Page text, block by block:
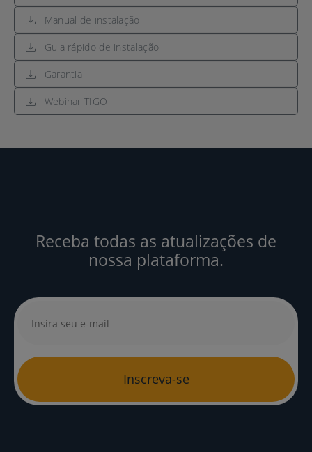
Manual de instalação
Guia rápido de instalação
Garantia
Webinar TIGO
Receba todas as atualizações de
nossa plataforma.
Inscreva-se